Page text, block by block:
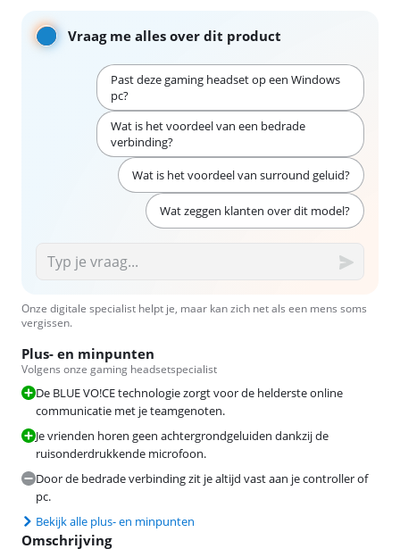
Vraag me alles over dit product
Past deze gaming headset op een Windows
pc?
Wat is het voordeel van een bedrade
verbinding?
Wat is het voordeel van surround geluid?
Wat zeggen klanten over dit model?
Onze digitale specialist helpt je, maar kan zich net als een mens soms
vergissen.
Plus- en minpunten
Volgens onze gaming headsetspecialist
De BLUE VO!CE technologie zorgt voor de helderste online
communicatie met je teamgenoten.
Je vrienden horen geen achtergrondgeluiden dankzij de
ruisonderdrukkende microfoon.
Door de bedrade verbinding zit je altijd vast aan je controller of
pc.
Bekijk alle plus- en minpunten
Omschrijving